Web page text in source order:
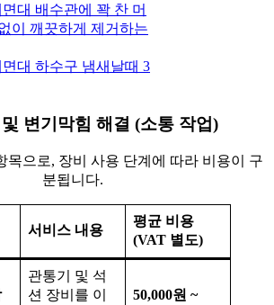
대 배수관에 꽉 찬 머
이 깨끗하게 제거하는
면대 하수구 냄새날때 3
변기막힘 해결 (소통 작업)
목으로, 장비 사용 단계에 따라 비용이 구
분됩니다.
서비스 내용
평균 비용
(VAT 별도)
관통기 및 석
션 장비를 이
50,000원 ~